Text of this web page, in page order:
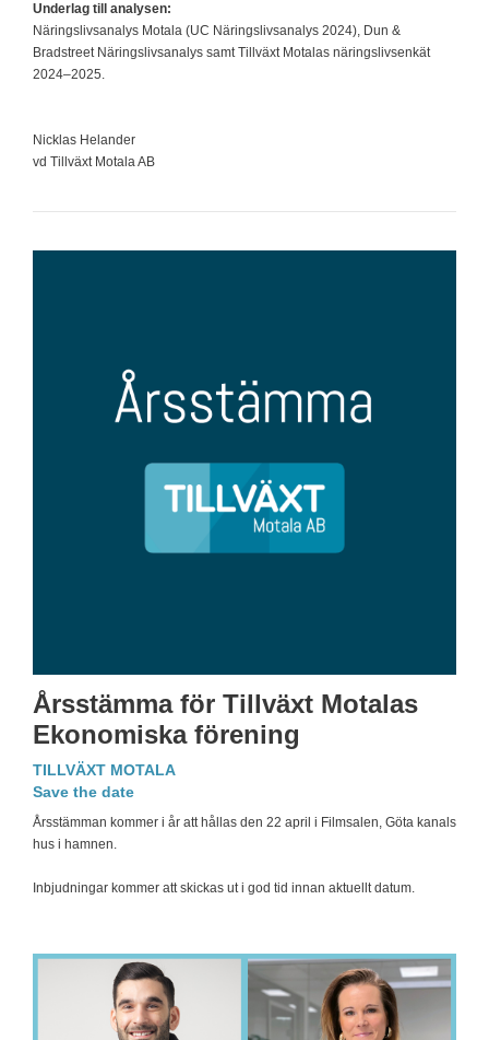
Underlag till analysen:
Näringslivsanalys Motala (UC Näringslivsanalys 2024), Dun &
Bradstreet Näringslivsanalys samt Tillväxt Motalas näringslivsenkät
2024–2025.
Nicklas Helander
vd Tillväxt Motala AB
Årsstämma för Tillväxt Motalas
Ekonomiska förening
TILLVÄXT MOTALA
Save the date
Årsstämman kommer i år att hållas den 22 april i Filmsalen, Göta kanals
hus i hamnen.
Inbjudningar kommer att skickas ut i god tid innan aktuellt datum.